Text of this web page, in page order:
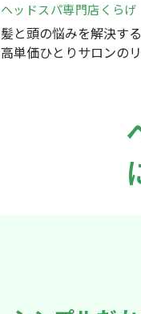
ヘッドスパ専門店くらげ
髪と頭の悩みを解決す
高単価ひとりサロンの